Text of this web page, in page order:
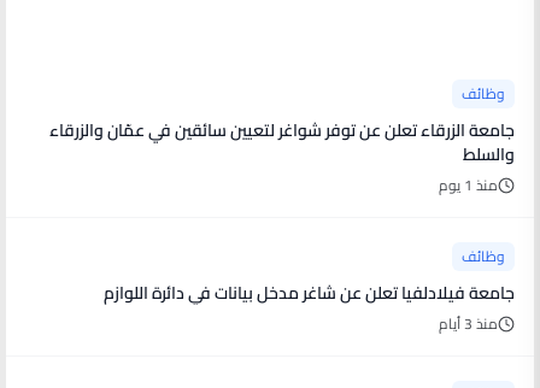
وظائف
جامعة الزرقاء تعلن عن توفر شواغر لتعيين سائقين في عمّان والزرقاء
والسلط
منذ 1 يوم
وظائف
جامعة فيلادلفيا تعلن عن شاغر مدخل بيانات في دائرة اللوازم
منذ 3 أيام